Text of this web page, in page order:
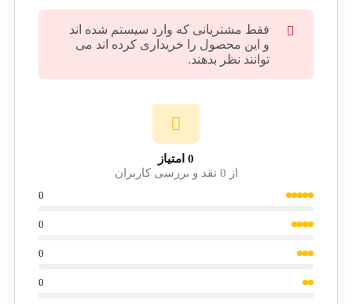
فقط مشتریانی که وارد سیستم شده اند
و این محصول را خریداری کرده اند می
توانند نظر بدهند.
0 امتیاز
از 0 نقد و بررسی کاربران
0
0
0
0